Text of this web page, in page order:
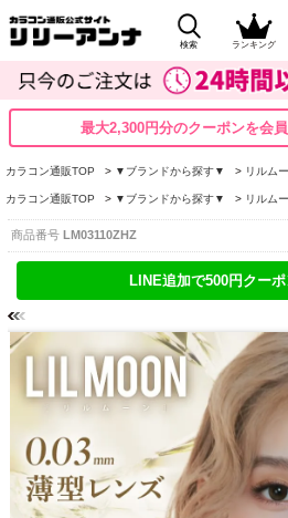
検索 ランキング
最大2,300円分のクーポンを会
カラコン通販TOP ▼ブランドから探す▼ リルム
カラコン通販TOP ▼ブランドから探す▼ リルム
商品番号 LM03110ZHZ
LINE追加で500円クー